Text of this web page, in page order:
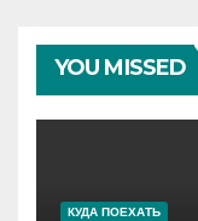
YOU MISSED
КУДА ПОЕХАТЬ